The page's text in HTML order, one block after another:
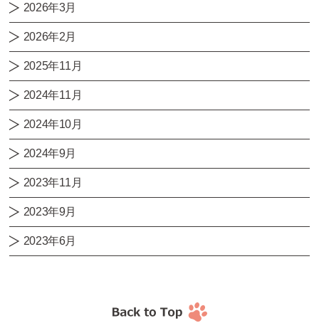
2026年3月
2026年2月
2025年11月
2024年11月
2024年10月
2024年9月
2023年11月
2023年9月
2023年6月